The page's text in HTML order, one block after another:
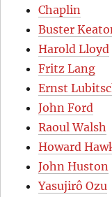
Chaplin
Buster
Harold Lloyd
Fritz Lang
Ernst
John Ford
Raoul Walsh
Howard
John Huston
Yasujirô Ozu